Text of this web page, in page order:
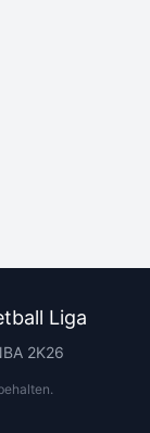
Liga
2K26
.